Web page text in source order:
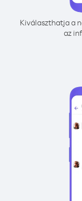
Kiválaszthatja a
az